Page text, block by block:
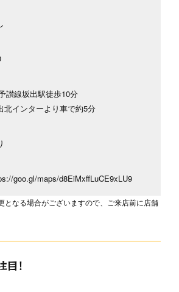
讃線坂出駅徒歩10分
北インターより車で約5分
goo.gl/maps/d8EiMxffLuCE9xLU9
となる場合がございますので、ご来店前に店舗
！